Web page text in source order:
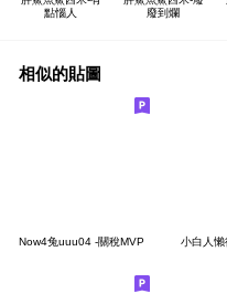
點惱人
廢到爛
相似的貼圖
Now4兔uuu04 -關稅MVP